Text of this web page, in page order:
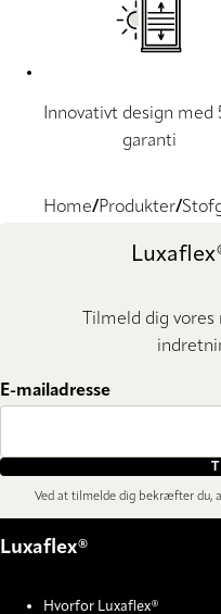
Innovativt design med
garanti
Home Produkter
Tilmeld dig
E-mailadresse
Ved at tilmelde dig bekræfter du,
Luxaflex®
Hvorfor Luxaflex®